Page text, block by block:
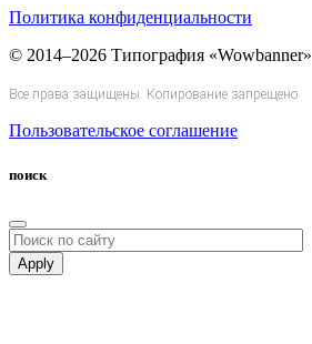
Политика конфиденциальности
© 2014–2026 Типография «Wowbanner»
Все права защищены. Копирование запрещено
Пользовательское соглашение
поиск